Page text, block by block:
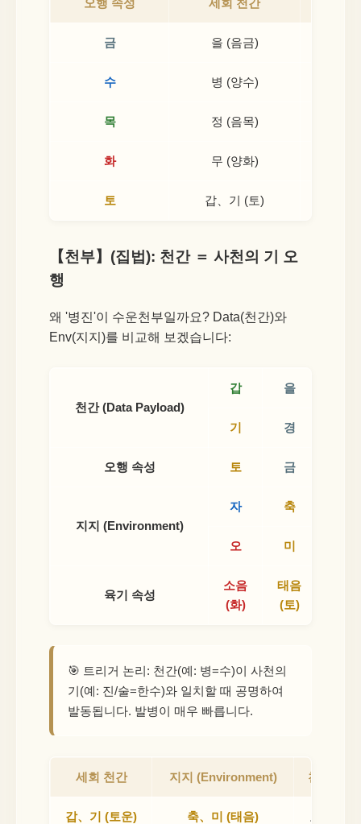
오행 속성 세회 천간
금 을 (음금)
수 병 (양수)
목 정 (음목)
화 무 (양화)
토 갑、기 (토)
【천부】(집법): 천간 ＝ 사천의 기 오
행
왜 '병진'이 수운천부일까요? Data(천간)와
Env(지지)를 비교해 보겠습니다:
천간 (Data Payload)
갑 을
기 경
오행 속성 토 금
지지 (Environment)
자 축
오 미
육기 속성
소음
(화)
태음
(토)
🎯 트리거 논리: 천간(예: 병=수)이 사천의
기(예: 진/술=한수)와 일치할 때 공명하여
발동됩니다. 발병이 매우 빠릅니다.
세회 천간 지지 (Environment) 천부 성질
갑、기 (토운) 축、미 (태음)